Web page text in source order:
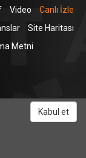
Video
Canlı İzle
Site Haritası
Metni
Kabul et